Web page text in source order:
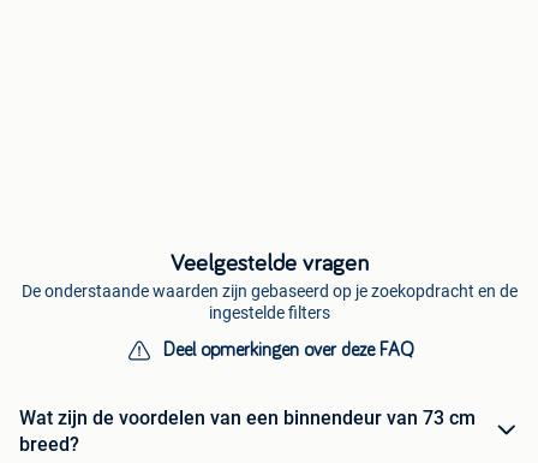
Veelgestelde vragen
De onderstaande waarden zijn gebaseerd op je zoekopdracht en de
ingestelde filters
Deel opmerkingen over deze FAQ
Wat zijn de voordelen van een binnendeur van 73 cm
breed?